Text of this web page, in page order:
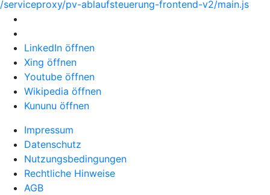
/serviceproxy/pv-ablaufsteuerung-frontend-v2/main.js
LinkedIn öffnen
Xing öffnen
Youtube öffnen
Wikipedia öffnen
Kununu öffnen
Impressum
Datenschutz
Nutzungsbedingungen
Rechtliche Hinweise
AGB